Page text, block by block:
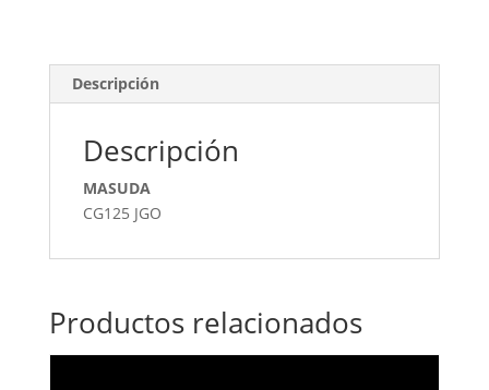
Descripción
Descripción
MASUDA
CG125 JGO
Productos relacionados